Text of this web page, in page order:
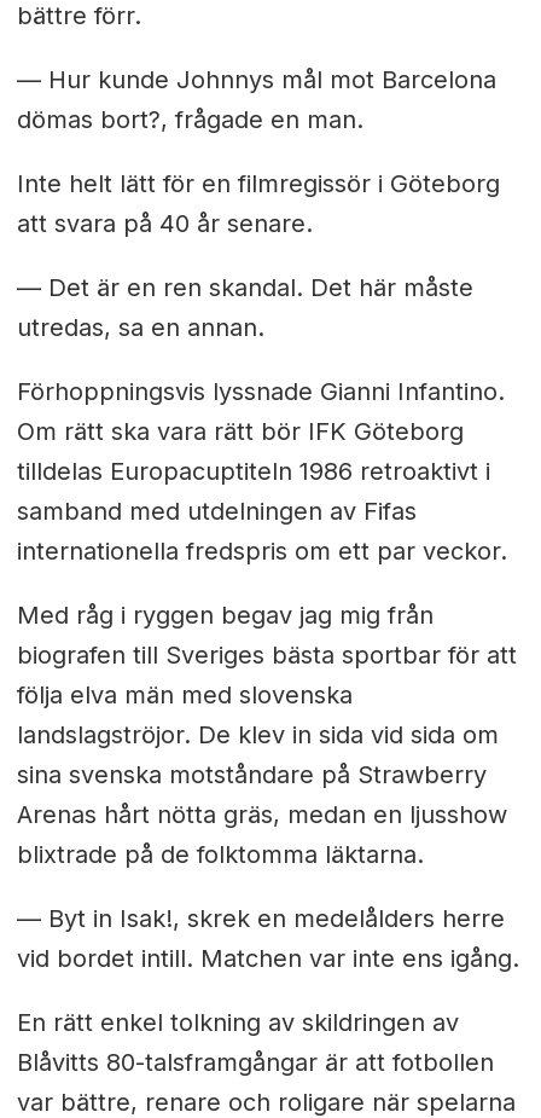
bättre förr.
— Hur kunde Johnnys mål mot Barcelona
dömas bort?, frågade en man.
Inte helt lätt för en filmregissör i Göteborg
att svara på 40 år senare.
— Det är en ren skandal. Det här måste
utredas, sa en annan.
Förhoppningsvis lyssnade Gianni Infantino.
Om rätt ska vara rätt bör IFK Göteborg
tilldelas Europacuptiteln 1986 retroaktivt i
samband med utdelningen av Fifas
internationella fredspris om ett par veckor.
Med råg i ryggen begav jag mig från
biografen till Sveriges bästa sportbar för att
följa elva män med slovenska
landslagströjor. De klev in sida vid sida om
sina svenska motståndare på Strawberry
Arenas hårt nötta gräs, medan en ljusshow
blixtrade på de folktomma läktarna.
— Byt in Isak!, skrek en medelålders herre
vid bordet intill. Matchen var inte ens igång.
En rätt enkel tolkning av skildringen av
Blåvitts 80-talsframgångar är att fotbollen
var bättre, renare och roligare när spelarna